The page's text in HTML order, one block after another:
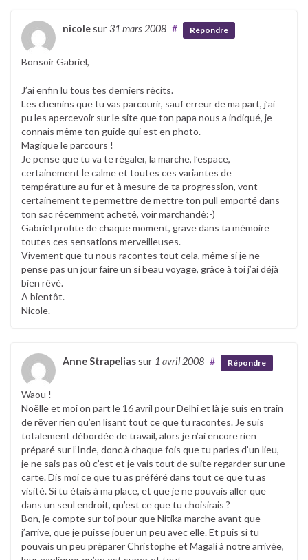
nicolesur 31 mars 2008 # Répondre
Bonsoir Gabriel,
J’ai enfin lu tous tes derniers récits.
Les chemins que tu vas parcourir, sauf erreur de ma part, j’ai
pu les apercevoir sur le site que ton papa nous a indiqué, je
connais même ton guide qui est en photo.
Magique le parcours !
Je pense que tu va te régaler, la marche, l’espace,
certainement le calme et toutes ces variantes de
température au fur et à mesure de ta progression, vont
certainement te permettre de mettre ton pull emporté dans
ton sac récemment acheté, voir marchandé:-)
Gabriel profite de chaque moment, grave dans ta mémoire
toutes ces sensations merveilleuses.
Vivement que tu nous racontes tout cela, même si je ne
pense pas un jour faire un si beau voyage, grâce à toi j’ai déjà
bien rêvé.
A bientôt.
Nicole.
Anne Strapeliassur 1 avril 2008 # Répondre
Waou !
Noëlle et moi on part le 16 avril pour Delhi et là je suis en train
de rêver rien qu’en lisant tout ce que tu racontes. Je suis
totalement débordée de travail, alors je n’ai encore rien
préparé sur l’Inde, donc à chaque fois que tu parles d’un lieu,
je ne sais pas où c’est et je vais tout de suite regarder sur une
carte. Dis moi ce que tu as préféré dans tout ce que tu as
visité. Si tu étais à ma place, et que je ne pouvais aller que
dans un seul endroit, qu’est ce que tu choisirais ?
Bon, je compte sur toi pour que Nitika marche avant que
j’arrive, que je puisse jouer un peu avec elle. Et puis si tu
pouvais un peu préparer Christophe et Magali à notre arrivée,